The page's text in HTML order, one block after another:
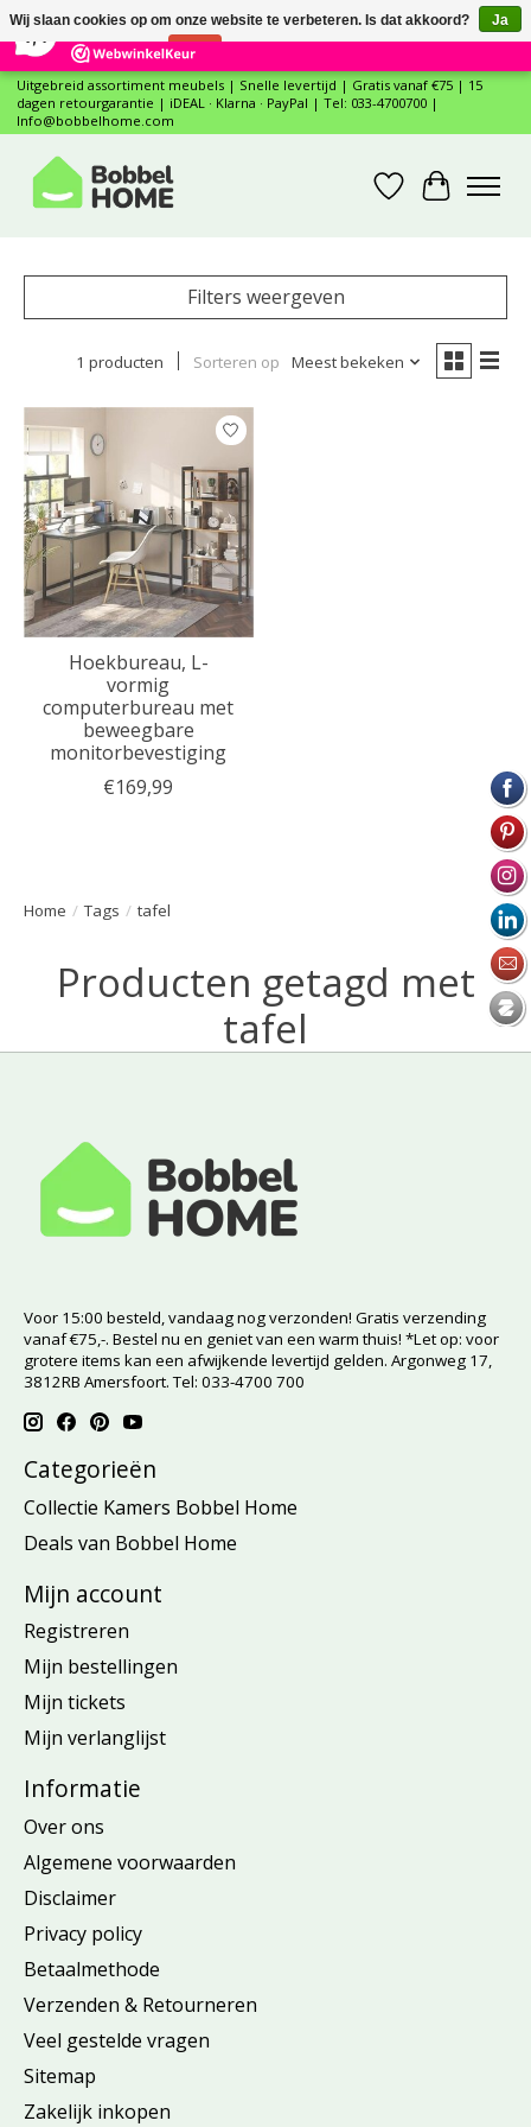
12 Reviews ×
Uitgebreid assortiment meubels | Snelle levertijd | Gratis vanaf €75 | 15
dagen retourgarantie | iDEAL · Klarna · PayPal | Tel: 033-4700700 |
Info@bobbelhome.com
Verlanglijst
Home / Tags / tafel
Producten getagd met
tafel
Filters weergeven
1 producten Sorteren op Meest bekeken
Hoekbureau, L-
vormig
computerbureau met
beweegbare
monitorbevestiging
€169,99
Voor 15:00 besteld, vandaag nog verzonden! Gratis verzending
vanaf €75,-. Bestel nu en geniet van een warm thuis! *Let op: voor
grotere items kan een afwijkende levertijd gelden. Argonweg 17,
3812RB Amersfoort. Tel: 033-4700 700
Categorieën
Collectie Kamers Bobbel Home
Deals van Bobbel Home
Mijn account
Registreren
Mijn bestellingen
Mijn tickets
Mijn verlanglijst
Informatie
Over ons
Algemene voorwaarden
Disclaimer
Privacy policy
Betaalmethode
Verzenden & Retourneren
Veel gestelde vragen
Sitemap
Zakelijk inkopen
Wij slaan cookies op om onze website te verbeteren. Is dat akkoord?
Ja
Nee